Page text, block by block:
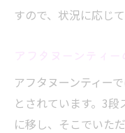
すので、状況に応じ
アフタヌーンティー
とされています。3
に移し、そこでいた